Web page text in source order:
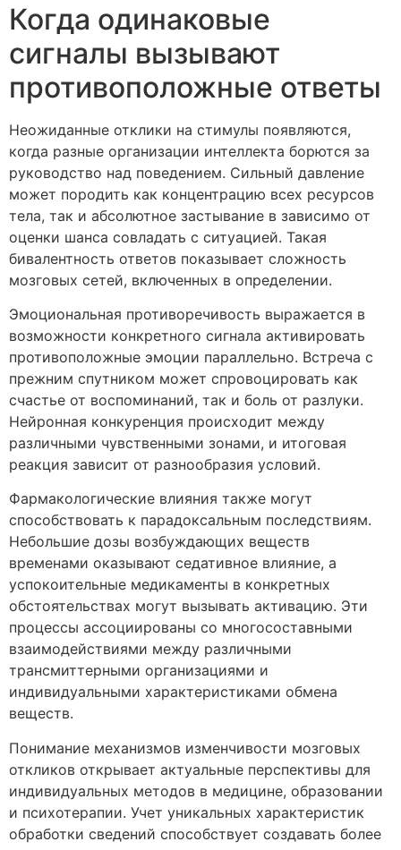
Когда одинаковые
сигналы вызывают
противоположные ответы
Неожиданные отклики на стимулы появляются,
когда разные организации интеллекта борются за
руководство над поведением. Сильный давление
может породить как концентрацию всех ресурсов
тела, так и абсолютное застывание в зависимо от
оценки шанса совладать с ситуацией. Такая
бивалентность ответов показывает сложность
мозговых сетей, включенных в определении.
Эмоциональная противоречивость выражается в
возможности конкретного сигнала активировать
противоположные эмоции параллельно. Встреча с
прежним спутником может спровоцировать как
счастье от воспоминаний, так и боль от разлуки.
Нейронная конкуренция происходит между
различными чувственными зонами, и итоговая
реакция зависит от разнообразия условий.
Фармакологические влияния также могут
способствовать к парадоксальным последствиям.
Небольшие дозы возбуждающих веществ
временами оказывают седативное влияние, а
успокоительные медикаменты в конкретных
обстоятельствах могут вызывать активацию. Эти
процессы ассоциированы со многосоставными
взаимодействиями между различными
трансмиттерными организациями и
индивидуальными характеристиками обмена
веществ.
Понимание механизмов изменчивости мозговых
откликов открывает актуальные перспективы для
индивидуальных методов в медицине, образовании
и психотерапии. Учет уникальных характеристик
обработки сведений способствует создавать более